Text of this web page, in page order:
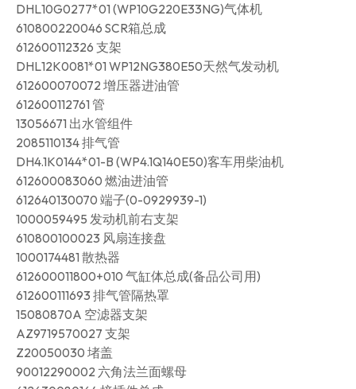
DHL10G0277*01 (WP10G220E33NG)气体机
610800220046 SCR箱总成
612600112326 支架
DHL12K0081*01 WP12NG380E50天然气发动机
612600070072 增压器进油管
612600112761 管
13056671 出水管组件
2085110134 排气管
DH4.1K0144*01-B (WP4.1Q140E50)客车用柴油机
612600083060 燃油进油管
612640130070 端子(0-0929939-1)
1000059495 发动机前右支架
610800100023 风扇连接盘
1000174481 散热器
612600011800+010 气缸体总成(备品公司用)
612600111693 排气管隔热罩
15080870A 空滤器支架
AZ9719570027 支架
Z20050030 堵盖
90012290002 六角法兰面螺母